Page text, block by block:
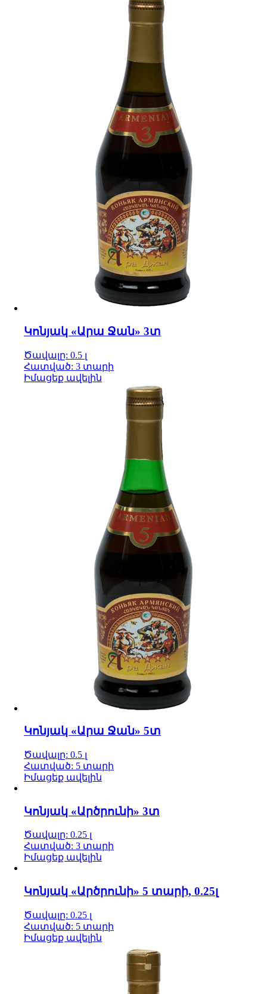
Կոնյակ «Արա Ջան» 3տ
Ծավալը: 0.5 լ
Հատված: 3 տարի
Իմացեք ավելին
Կոնյակ «Արա Ջան» 5տ
Ծավալը: 0.5 լ
Հատված: 5 տարի
Իմացեք ավելին
Կոնյակ «Արծրունի» 3տ
Ծավալը: 0.25 լ
Հատված: 3 տարի
Իմացեք ավելին
Կոնյակ «Արծրունի» 5 տարի, 0.25լ
Ծավալը: 0.25 լ
Հատված: 5 տարի
Իմացեք ավելին